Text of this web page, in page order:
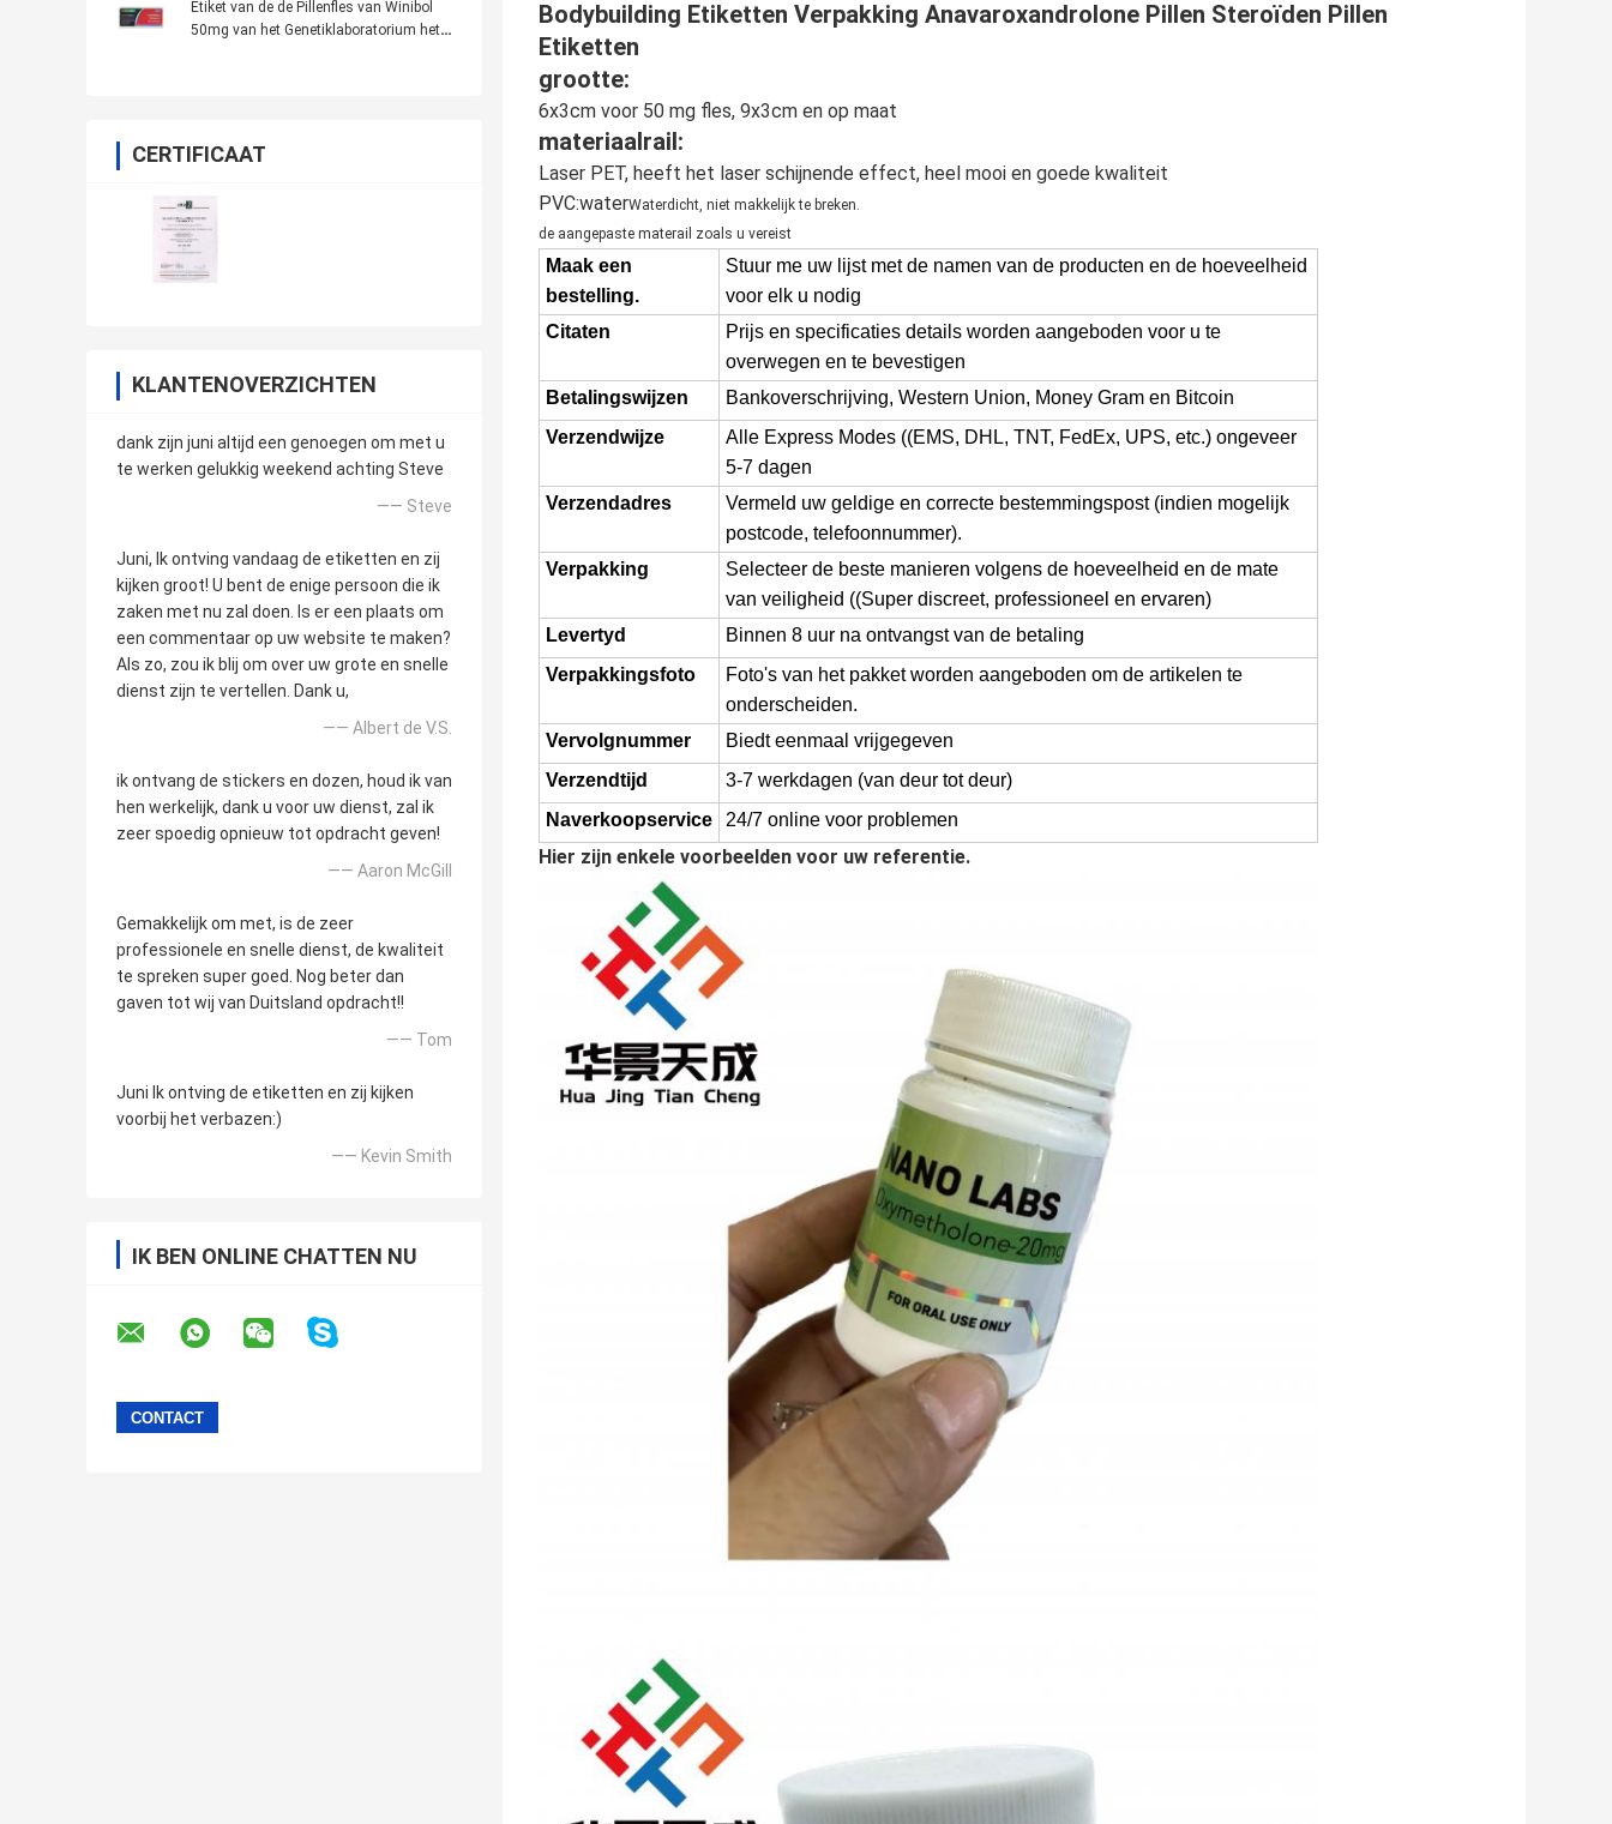
Etiket van de de Pillenfles van Winibol
50mg van het Genetiklaboratorium het
CERTIFICAAT
KLANTENOVERZICHTEN
dank zijn juni altijd een genoegen om met u
te werken gelukkig weekend achting Steve
—— Steve
Juni, Ik ontving vandaag de etiketten en zij
kijken groot! U bent de enige persoon die ik
zaken met nu zal doen. Is er een plaats om
een commentaar op uw website te maken?
Als zo, zou ik blij om over uw grote en snelle
dienst zijn te vertellen. Dank u,
—— Albert de V.S.
ik ontvang de stickers en dozen, houd ik van
hen werkelijk, dank u voor uw dienst, zal ik
zeer spoedig opnieuw tot opdracht geven!
—— Aaron McGill
Gemakkelijk om met, is de zeer
professionele en snelle dienst, de kwaliteit
te spreken super goed. Nog beter dan
gaven tot wij van Duitsland opdracht!!
—— Tom
Juni Ik ontving de etiketten en zij kijken
voorbij het verbazen:)
—— Kevin Smith
IK BEN ONLINE CHATTEN NU
Bodybuilding Etiketten Verpakking Anavaroxandrolone Pillen Steroïden Pillen
Etiketten
grootte:
6x3cm voor 50 mg fles, 9x3cm en op maat
materiaalrail:
Laser PET, heeft het laser schijnende effect, heel mooi en goede kwaliteit
PVC:waterWaterdicht, niet makkelijk te breken.
de aangepaste materail zoals u vereist
Maak een
bestelling.
Stuur me uw lijst met de namen van de producten en de hoeveelheid
voor elk u nodig
Citaten
Prijs en specificaties details worden aangeboden voor u te
overwegen en te bevestigen
Betalingswijzen
Bankoverschrijving, Western Union, Money Gram en Bitcoin
Verzendwijze
Alle Express Modes ((EMS, DHL, TNT, FedEx, UPS, etc.) ongeveer
5-7 dagen
Verzendadres
Vermeld uw geldige en correcte bestemmingspost (indien mogelijk
postcode, telefoonnummer).
Verpakking
Selecteer de beste manieren volgens de hoeveelheid en de mate
van veiligheid ((Super discreet, professioneel en ervaren)
Levertyd
Binnen 8 uur na ontvangst van de betaling
Verpakkingsfoto
Foto's van het pakket worden aangeboden om de artikelen te
onderscheiden.
Vervolgnummer
Biedt eenmaal vrijgegeven
Verzendtijd
3-7 werkdagen (van deur tot deur)
Naverkoopservice
24/7 online voor problemen
Hier zijn enkele voorbeelden voor uw referentie.